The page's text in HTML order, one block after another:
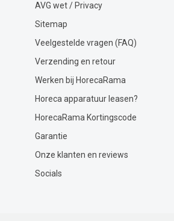
AVG wet / Privacy
Sitemap
Veelgestelde vragen (FAQ)
Verzending en retour
Werken bij HorecaRama
Horeca apparatuur leasen?
HorecaRama Kortingscode
Garantie
Onze klanten en reviews
Socials